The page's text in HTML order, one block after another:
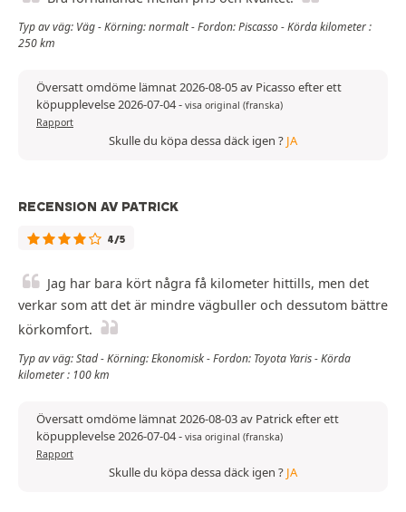
Typ av väg: Väg - Körning: normalt - Fordon: Piscasso - Körda kilometer :
250 km
Översatt omdöme lämnat 2026-08-05 av Picasso efter ett
köpupplevelse 2026-07-04- visa original (franska)
Rapport
Skulle du köpa dessa däck igen ? JA
RECENSION AV PATRICK
4/5
Jag har bara kört några få kilometer hittills, men det
verkar som att det är mindre vägbuller och dessutom bättre
körkomfort.
Typ av väg: Stad - Körning: Ekonomisk - Fordon: Toyota Yaris - Körda
kilometer : 100 km
Översatt omdöme lämnat 2026-08-03 av Patrick efter ett
köpupplevelse 2026-07-04- visa original (franska)
Rapport
Skulle du köpa dessa däck igen ? JA